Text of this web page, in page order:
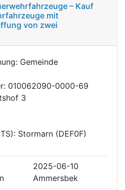
– Kauf
mit
von zwei
Gemeinde
010062090-0000-69
3
Stormarn (DEF0F)
2025-06-10
Ammersbek